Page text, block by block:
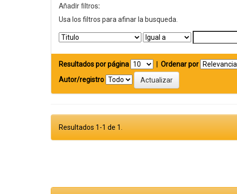
Añadir filtros:
Usa los filtros para afinar la busqueda.
Resultados por página Ordenar por
Autor/registro
Resultados 1-1 de 1.